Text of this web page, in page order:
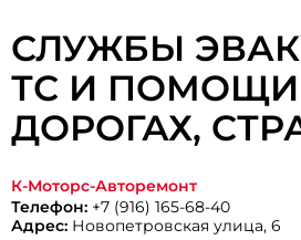
СЛУЖБЫ
ТС И
ДОРОГАХ,
К-Моторс-Авторемонт
Телефон: +7 (916) 165-68-40
Адрес: Новопетровская улица, 6